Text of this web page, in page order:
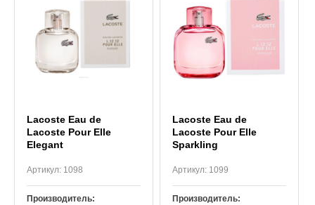
Lacoste Eau de
Lacoste Pour Elle
Elegant
Артикул: 1098
Производитель:
Lacoste Eau de
Lacoste Pour Elle
Sparkling
Артикул:1099
Производитель: